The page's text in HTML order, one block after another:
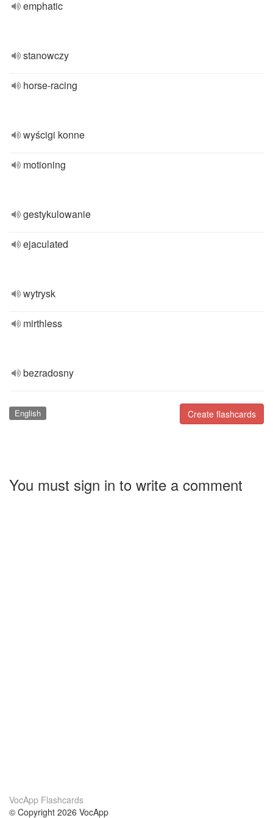
emphatic
stanowczy
horse-racing
wyścigi konne
motioning
gestykulowanie
ejaculated
wytrysk
mirthless
bezradosny
Create flashcards
English
You must sign in to write a comment
VocApp Flashcards
© Copyright 2026 VocApp